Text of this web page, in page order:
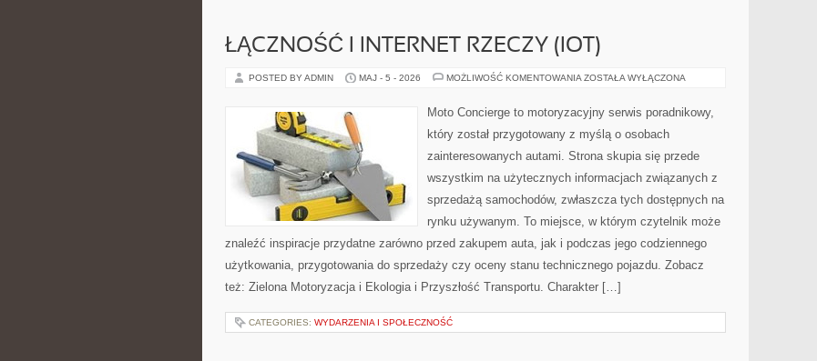
ŁĄCZNOŚĆ I INTERNET RZECZY (IOT)
POSTED BY ADMIN MAJ - 5 - 2026 MOŻLIWOŚĆ KOMENTOWANIA ŁĄCZNOŚĆ
RZECZY
(IOT)
ZOSTAŁA WYŁĄCZONA
Moto Concierge to motoryzacyjny serwis poradnikowy,
który został przygotowany z myślą o osobach
zainteresowanych autami. Strona skupia się przede
wszystkim na użytecznych informacjach związanych z
sprzedażą samochodów, zwłaszcza tych dostępnych na
rynku używanym. To miejsce, w którym czytelnik może
znaleźć inspiracje przydatne zarówno przed zakupem auta, jak i podczas jego codziennego
użytkowania, przygotowania do sprzedaży czy oceny stanu technicznego pojazdu. Zobacz
też: Zielona Motoryzacja i Ekologia i Przyszłość Transportu. Charakter […]
CATEGORIES: WYDARZENIA I SPOŁECZNOŚĆ